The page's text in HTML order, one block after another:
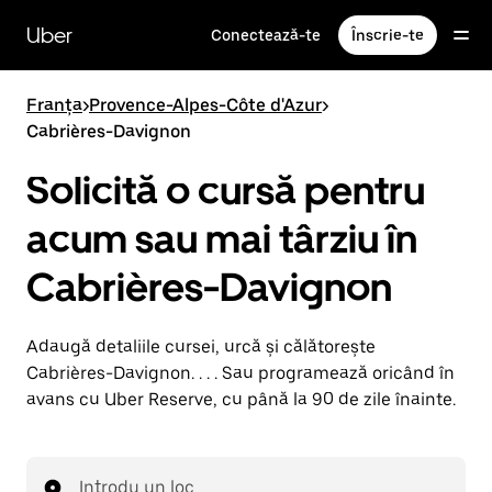
direct
conținutul
principal
Uber Conectează-te Înscrie-te
Franța>Provence-Alpes-Côte d'Azur>
Cabrières-Davignon
Solicită o cursă pentru
acum sau mai târziu în
Cabrières-Davignon
Adaugă detaliile cursei, urcă și călătorește
Cabrières-Davignon. . . . Sau programează oricând în
avans cu Uber Reserve, cu până la 90 de zile înainte.
Introdu un loc